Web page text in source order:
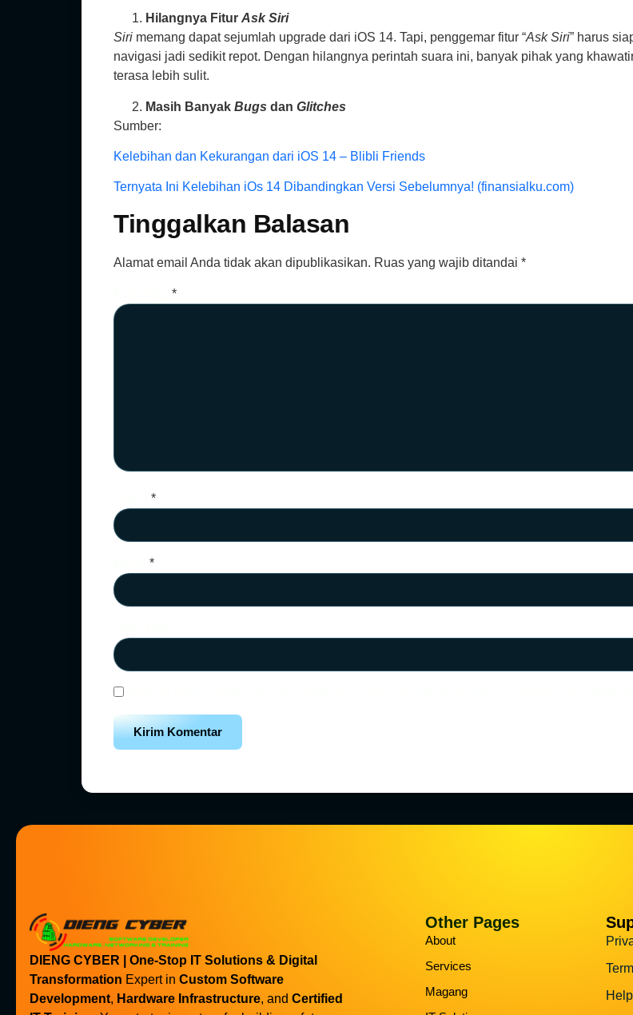
Hilangnya Fitur Ask Siri
Siri memang dapat sejumlah upgrade dari iOS 14. Tapi, penggemar fitur “Ask Siri” harus
navigasi jadi sedikit repot. Dengan hilangnya perintah suara ini, banyak pihak yang
terasa lebih sulit.
Masih Banyak Bugs dan Glitches
Sumber:
Kelebihan dan Kekurangan dari iOS 14 – Blibli Friends
Ternyata Ini Kelebihan iOs 14 Dibandingkan Versi Sebelumnya! (finansialku.com)
Tinggalkan Balasan
Alamat email Anda tidak akan dipublikasikan. Ruas yang wajib ditandai *
*
*
*
DIENG CYBER | One-Stop IT Solutions & Digital
Transformation Expert in Custom Software
Development, Hardware Infrastructure, and Certified
Other Pages
About
Services
Magang